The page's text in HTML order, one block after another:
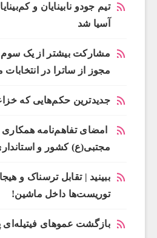
تیم جودو نابینایان و
آسیا شد
مشارکت بیشتر از یک
مجوز از ساترا در
جدیدترین حکم‌هایی که
امضای تفاهم‌نامه
مجتبی(ع) کشور و
ببینید | تقابل ترسناک و
توریست‌ها داخل ماشین!
بازگشت عموهای فیتیله‌ای پس از